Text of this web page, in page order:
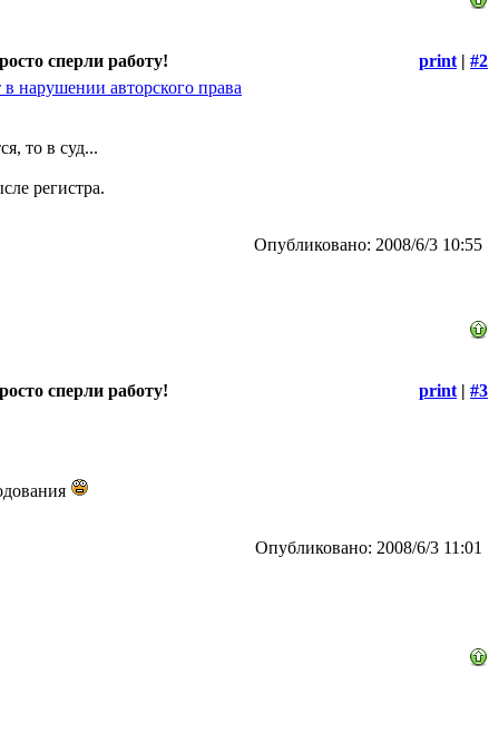
сперли работу! print | #2
нарушении авторского права
то в суд...
регистра.
Опубликовано: 2008/6/3 10:55
сперли работу! print | #3
Опубликовано: 2008/6/3 11:01